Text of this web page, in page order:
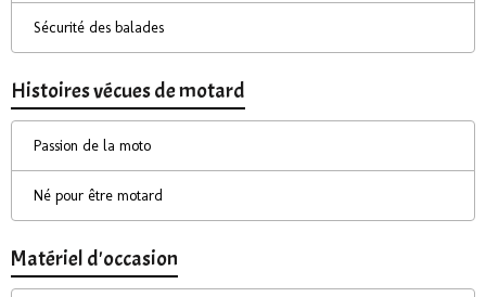
Sécurité des balades
Histoires vécues de motard
Passion de la moto
Né pour être motard
Matériel d'occasion